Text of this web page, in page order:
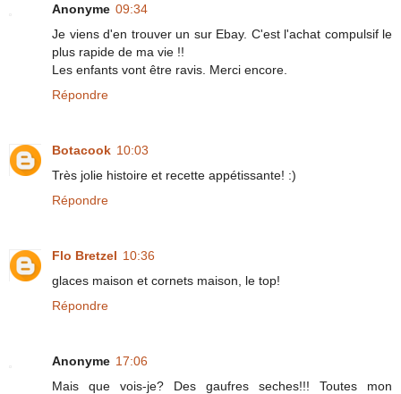
Anonyme 09:34
Je viens d'en trouver un sur Ebay. C'est l'achat compulsif le
plus rapide de ma vie !!
Les enfants vont être ravis. Merci encore.
Répondre
Botacook 10:03
Très jolie histoire et recette appétissante! :)
Répondre
Flo Bretzel 10:36
glaces maison et cornets maison, le top!
Répondre
Anonyme 17:06
Mais que vois-je? Des gaufres seches!!! Toutes mon